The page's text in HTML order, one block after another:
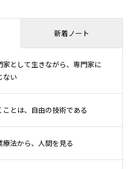
新着ノート
家として生きながら、専門家に
ない
ことは、自由の技術である
療法から、人間を見る